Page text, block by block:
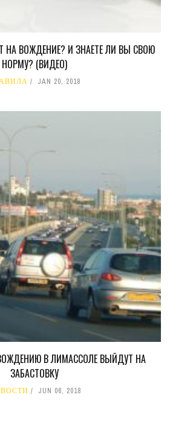
НА ВОЖДЕНИЕ? И ЗНАЕТЕ ЛИ ВЫ СВОЮ
НОРМУ? (ВИДЕО)
JAN 20, 2018
В ЛИМАССОЛЕ ВЫЙДУТ НА
ЗАБАСТОВКУ
JUN 06, 2018